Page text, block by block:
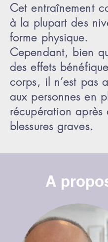
Cet entraînement
à la plupart des
forme physique.
Cependant, bien
des effets
corps, il n’est pas
aux personnes en
récupération après
blessures graves.
A